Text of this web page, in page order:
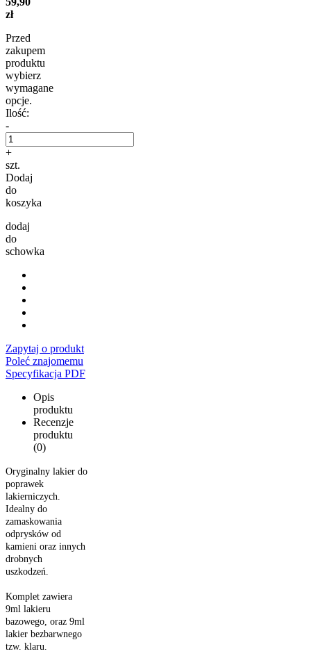
zł
Przed
zakupem
produktu
wybierz
wymagane
opcje.
Ilość:
-
+
szt.
Dodaj
do
koszyka
dodaj
do
schowka
Zapytaj o produkt
Poleć znajomemu
Specyfikacja PDF
Opis
produktu
Recenzje
produktu
(0)
Oryginalny lakier do
poprawek
lakierniczych.
Idealny do
zamaskowania
odprysków od
kamieni oraz innych
drobnych
uszkodzeń.
Komplet zawiera
9ml lakieru
bazowego, oraz 9ml
lakier bezbarwnego
tzw. klaru.